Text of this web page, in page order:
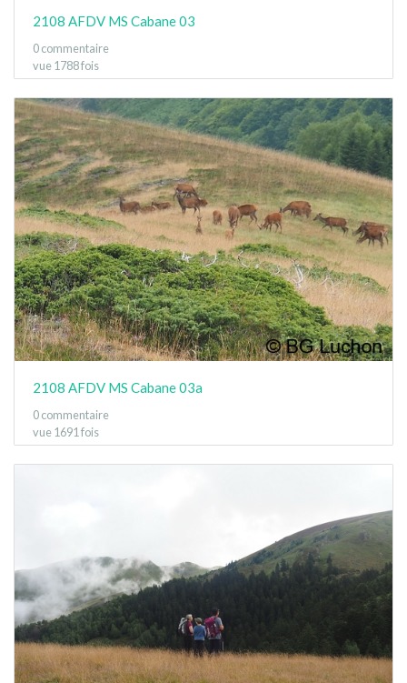
2108 AFDV MS Cabane 03
0 commentaire
vue 1788 fois
2108 AFDV MS Cabane 03a
0 commentaire
vue 1691 fois